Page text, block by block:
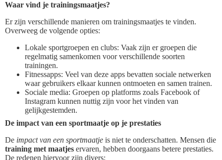
Waar vind je trainingsmaatjes?
Er zijn verschillende manieren om trainingsmaatjes te vinden.
Overweeg de volgende opties:
Lokale sportgroepen en clubs: Vaak zijn er groepen die
regelmatig samenkomen voor verschillende soorten
trainingen.
Fitnessapps: Veel van deze apps bevatten sociale netwerken
waar gebruikers elkaar kunnen ontmoeten en samen trainen.
Sociale media: Groepen op platforms zoals Facebook of
Instagram kunnen nuttig zijn voor het vinden van
gelijkgestemden.
De impact van een sportmaatje op je prestaties
De impact van een sportmaatje is niet te onderschatten. Mensen die
training met maatjes ervaren, hebben doorgaans betere prestaties.
De redenen hiervoor zijn divers: